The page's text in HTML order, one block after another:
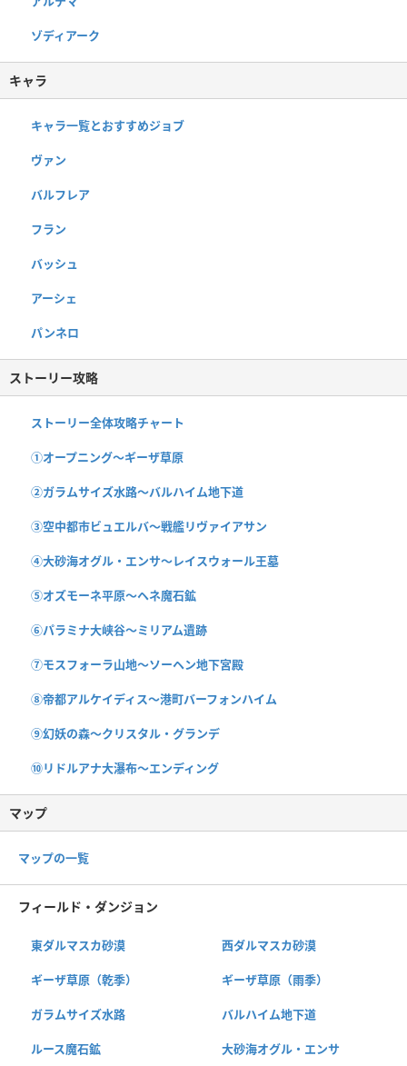
ゾディアーク
キャラ
キャラ一覧とおすすめジョブ
ヴァン
バルフレア
フラン
バッシュ
アーシェ
パンネロ
ストーリー攻略
ストーリー全体攻略チャート
①オープニング〜ギーザ草原
②ガラムサイズ水路〜バルハイム地下道
③空中都市ビュエルバ〜戦艦リヴァイアサン
④大砂海オグル・エンサ〜レイスウォール王墓
⑤オズモーネ平原〜ヘネ魔石鉱
⑥パラミナ大峡谷〜ミリアム遺跡
⑦モスフォーラ山地〜ソーヘン地下宮殿
⑧帝都アルケイディス〜港町バーフォンハイム
⑨幻妖の森〜クリスタル・グランデ
⑩リドルアナ大瀑布〜エンディング
マップ
マップの一覧
フィールド・ダンジョン
東ダルマスカ砂漠 西ダルマスカ砂漠
ギーザ草原（乾季） ギーザ草原（雨季）
ガラムサイズ水路 バルハイム地下道
ルース魔石鉱 大砂海オグル・エンサ